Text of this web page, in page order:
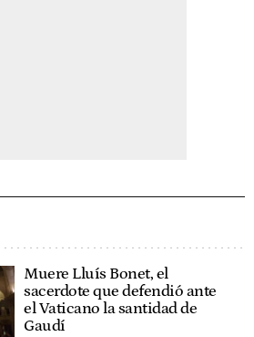
Muere Lluís Bonet, el
sacerdote que defendió ante
el Vaticano la santidad de
Gaudí